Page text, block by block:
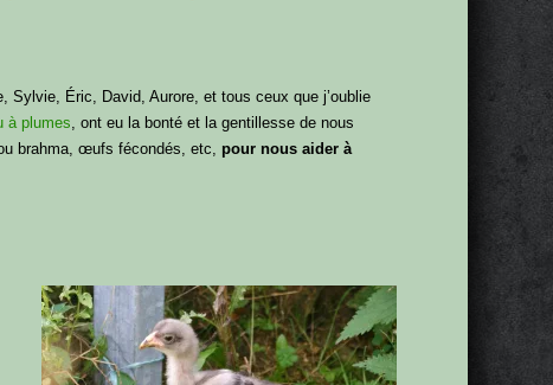
Sylvie, Éric, David, Aurore, et tous ceux que j’oublie
à plumes, ont eu la bonté et la gentillesse de nous
brahma, œufs fécondés, etc,pour nous aider à